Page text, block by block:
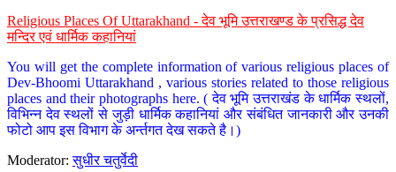
Religious Places Of Uttarakhand - देव भूमि उत्तराखण्ड के प्रसिद्ध देव
मन्दिर एवं धार्मिक कहानियां
You will get the complete information of various religious places of
Dev-Bhoomi Uttarakhand , various stories related to those religious
places and their photographs here. ( देव भूमि उत्तराखंड के धार्मिक स्थलों,
विभिन्न देव स्थलों से जुड़ी धार्मिक कहानियां और संबंधित जानकारी और उनकी
फोटो आप इस विभाग के अर्न्तगत देख सकते है।)
Moderator:सुधीर चतुर्वेदी